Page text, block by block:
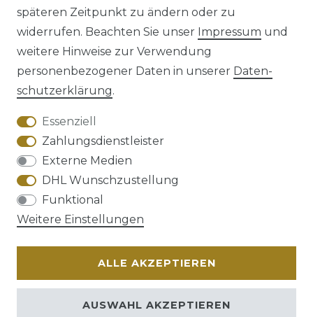
Impressum Daten­schutz­erklärung
VERTRAG WIDERRUFEN Kontakt
späteren Zeitpunkt zu ändern oder zu
widerrufen. Beachten Sie unser Impressum und
weitere Hinweise zur Verwendung
personenbezogener Daten in unserer Daten­
schutz­erklärung.
Essenziell
Zahlungsdienstleister
Externe Medien
DHL Wunschzustellung
Funktional
Weitere Einstellungen
ALLE AKZEPTIEREN
AUSWAHL AKZEPTIEREN